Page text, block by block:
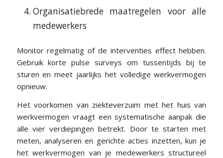
Organisatiebrede maatregelen voor alle
medewerkers
Monitor regelmatig of de interventies effect hebben.
Gebruik korte pulse surveys om tussentijds bij te
sturen en meet jaarlijks het volledige werkvermogen
opnieuw.
Het voorkomen van ziekteverzuim met het huis van
werkvermogen vraagt een systematische aanpak die
alle vier verdiepingen betrekt. Door te starten met
meten, analyseren en gerichte acties inzetten, kun je
het werkvermogen van je medewerkers structureel